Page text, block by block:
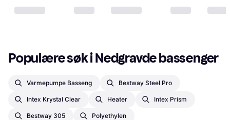
Populære søk i Nedgravde bassenger
Varmepumpe Basseng Bestway Steel Pro
Intex Krystal Clear Heater Intex Prism
Bestway 305 Polyethylen